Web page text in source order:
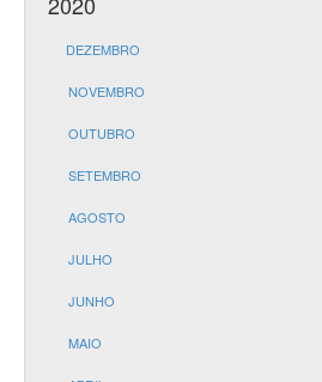
DEZEMBRO
NOVEMBRO
OUTUBRO
SETEMBRO
AGOSTO
JULHO
JUNHO
MAIO